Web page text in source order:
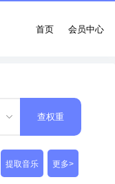
会员中心
首页
查权重
提取音乐 更多>